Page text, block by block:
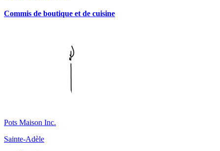
Commis de boutique et de cuisine
Pots Maison Inc.
Sainte-Adèle